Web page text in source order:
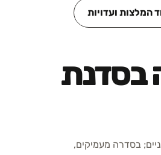
המלצות ועדויות
בסדנת
בסדרה מעמיקים,